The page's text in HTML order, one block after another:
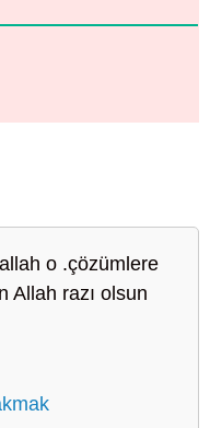
o .çözümlere
Allah razı olsun